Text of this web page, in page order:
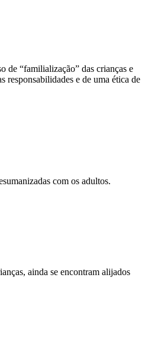
de “familialização” das crianças e
responsabilidades e de uma ética de
com os adultos.
ainda se encontram alijados